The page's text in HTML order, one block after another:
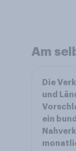
Am
Die
und
ein